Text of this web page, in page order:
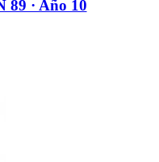
89 · Año 10